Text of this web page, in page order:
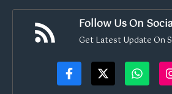
Follow Us On
Get Latest Update On